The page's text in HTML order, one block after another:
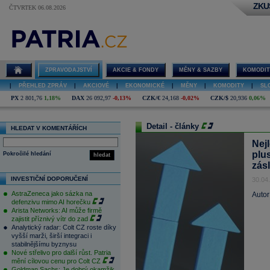
ČTVRTEK 06.08.2026
ZPRAVODAJSTVÍ AKCIE & FONDY MĚNY & SAZBY
PŘEHLED ZPRÁV AKCIOVÉ EKONOMICKÉ MĚNY KOMODITY
PX 2 801,76 1,18% DAX 26 092,97 -0,13% CZK/€ 24,168 -0,02% CZK/$ 20,936 0,06%
HLEDAT V KOMENTÁŘÍCH
hledat
Pokročilé hledání
INVESTIČNÍ DOPORUČENÍ
AstraZeneca jako sázka na
defenzivu mimo AI horečku
Arista Networks: AI může firmě
zajistit příznivý vítr do zad
Analytický radar: Colt CZ roste díky
vyšší marži, širší integraci i
stabilnějšímu byznysu
Nové střelivo pro další růst. Patria
mění cílovou cenu pro Colt CZ
Detail - články